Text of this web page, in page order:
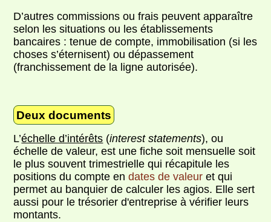
D’autres commissions ou frais peuvent apparaître
selon les situations ou les établissements
bancaires : tenue de compte, immobilisation (si les
choses s’éternisent) ou dépassement
(franchissement de la ligne autorisée).
Deux documents
L’échelle d’intérêts (interest statements), ou
échelle de valeur, est une fiche soit mensuelle soit
le plus souvent trimestrielle qui récapitule les
positions du compte endates de valeur et qui
permet au banquier de calculer les agios. Elle sert
aussi pour le trésorier d'entreprise à vérifier leurs
montants.